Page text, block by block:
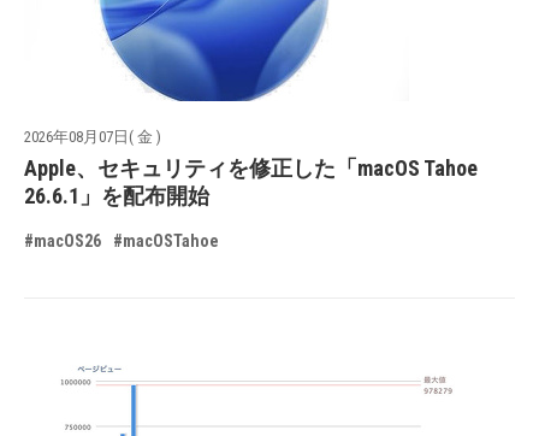
2026年08月07日( 金 )
Apple、セキュリティを修正した「macOS Tahoe
26.6.1」を配布開始
#macOS26 #macOSTahoe